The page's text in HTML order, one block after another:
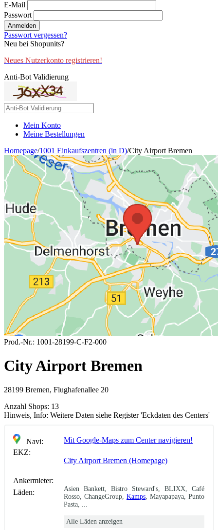
E-Mail
Passwort
Anmelden
Passwort vergessen?
Neu bei Shopunits?
Neues Nutzerkonto registrieren!
Anti-Bot Validierung
Mein Konto
Meine Bestellungen
Homepage/1001 Einkaufszentren (in D)/City Airport Bremen
Prod.-Nr.: 1001-28199-C-F2-000
City Airport Bremen
28199 Bremen, Flughafenallee 20
Anzahl Shops: 13
Hinweis, Info: Weitere Daten siehe Register 'Eckdaten des Centers'
Navi:
Mit Google-Maps zum Center navigieren!
EKZ:
City Airport Bremen (Homepage)
Ankermieter:
Läden:
Asien Bankett, Bistro Steward's, BLIXX, Café
Rosso, ChangeGroup, Kamps , Mayapapaya, Punto
Pasta, ...
Alle Läden anzeigen